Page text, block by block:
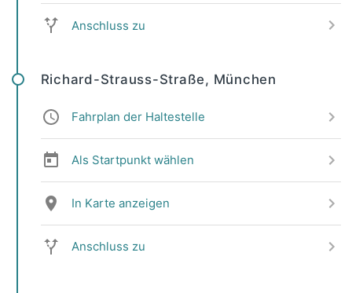
Anschluss zu
Richard-Strauss-Straße, München
Fahrplan der Haltestelle
Als Startpunkt wählen
In Karte anzeigen
Anschluss zu